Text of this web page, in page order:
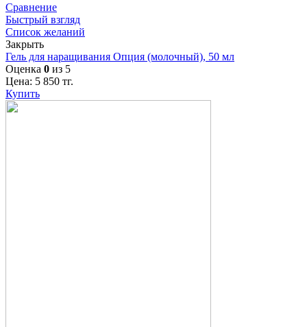
Сравнение
Быстрый взгляд
Список желаний
Закрыть
Гель для наращивания Опция (молочный), 50 мл
Оценка 0 из 5
Цена: 5 850 тг.
Купить